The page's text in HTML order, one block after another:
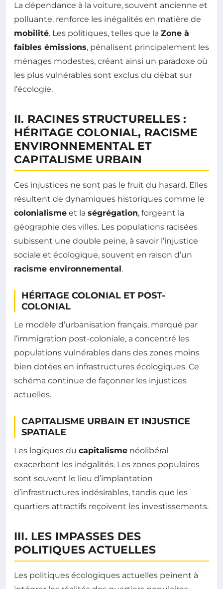
La dépendance à la voiture, souvent ancienne et
polluante, renforce les inégalités en matière de
mobilité. Les politiques, telles que la Zone à
faibles émissions, pénalisent principalement les
ménages modestes, créant ainsi un paradoxe où
les plus vulnérables sont exclus du débat sur
l’écologie.
II. RACINES STRUCTURELLES :
HÉRITAGE COLONIAL, RACISME
ENVIRONNEMENTAL ET
CAPITALISME URBAIN
Ces injustices ne sont pas le fruit du hasard. Elles
résultent de dynamiques historiques comme le
colonialisme et la ségrégation, forgeant la
géographie des villes. Les populations racisées
subissent une double peine, à savoir l’injustice
sociale et écologique, souvent en raison d’un
racisme environnemental.
HÉRITAGE COLONIAL ET POST-
COLONIAL
Le modèle d’urbanisation français, marqué par
l’immigration post-coloniale, a concentré les
populations vulnérables dans des zones moins
bien dotées en infrastructures écologiques. Ce
schéma continue de façonner les injustices
actuelles.
CAPITALISME URBAIN ET INJUSTICE
SPATIALE
Les logiques du capitalisme néolibéral
exacerbent les inégalités. Les zones populaires
sont souvent le lieu d’implantation
d’infrastructures indésirables, tandis que les
quartiers attractifs reçoivent les investissements.
III. LES IMPASSES DES
POLITIQUES ACTUELLES
Les politiques écologiques actuelles peinent à